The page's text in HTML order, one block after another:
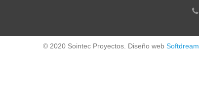
© 2020 Sointec Proyectos. Diseño web Softdream